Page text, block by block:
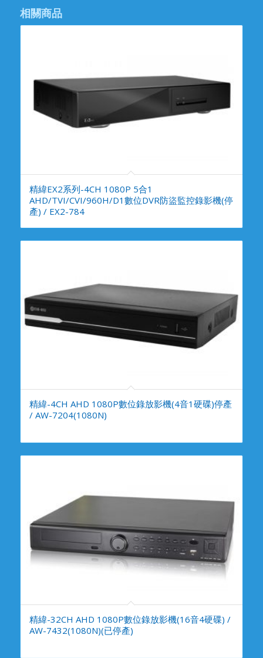
相關商品
精緯EX2系列-4CH 1080P 5合1
AHD/TVI/CVI/960H/D1數位DVR防盜監控錄影機(停
產) / EX2-784
精緯-4CH AHD 1080P數位錄放影機(4音1硬碟)停產
/ AW-7204(1080N)
精緯-32CH AHD 1080P數位錄放影機(16音4硬碟) /
AW-7432(1080N)(已停產)